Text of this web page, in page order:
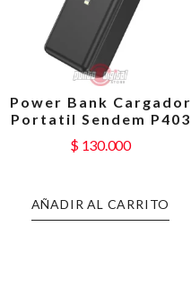
Power Bank Cargador
Portatil Sendem P403
$ 130.000
AÑADIR AL CARRITO